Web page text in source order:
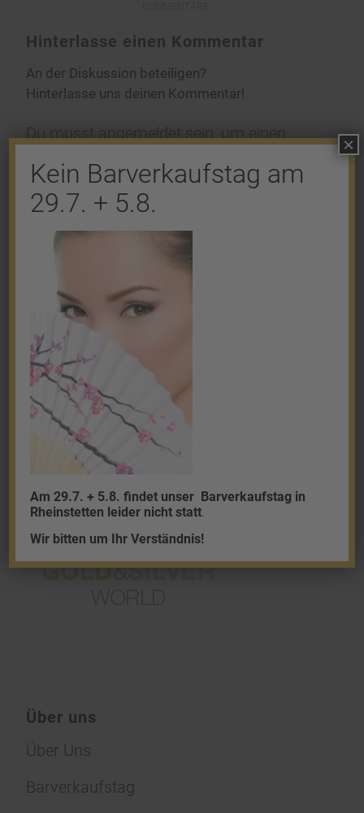
Hinterlasse einen Kommentar
An der Diskussion beteiligen?
Hinterlasse uns deinen Kommentar!
Du musstangemeldetsein, um einen
Kommentar abzugeben.
Shop
Granalien
Palladium
Platin
Über uns
Über Uns
Barverkaufstag
Kein Barverkaufstag am
29.7. + 5.8.
Am 29.7. + 5.8. findet unser Barverkaufstag in
Rheinstetten leider nicht statt.
Wir bitten um Ihr Verständnis!
×